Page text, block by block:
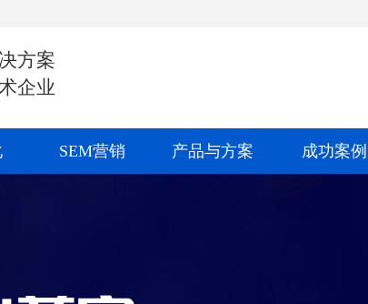
方案
企业
SEM营销 产品与方案 成功案例